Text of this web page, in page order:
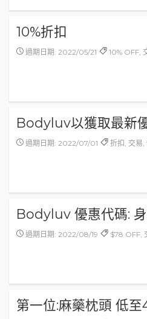
10%折扣
過期日期: 2022/05/21 10% OFF,
Bodyluv以獲取最新
過期日期: 2022/07/01 折扣, 交易,
Bodyluv 優惠代碼:
過期日期: 2022/08/19 $78 OFF,
第一位:麻藥枕頭 低